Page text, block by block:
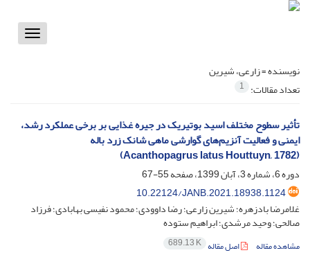
Toggle
نویسنده =زارعی، شیرین
تعداد مقالات: 1
تأثیر سطوح مختلف اسید بوتیریک در جیره غذایی بر برخی عملکرد رشد،
ایمنی و فعالیت آنزیم‌های گوارشی ماهی شانک زرد باله
(Acanthopagrus latus Houttuyn, 1782)
دوره 6، شماره 3، آبان 1399، صفحه
55-67
10.22124/JANB.2021.18938.1124
غلامرضا بادزهره؛ شیرین زارعی؛ رضا داوودی؛ محمود نفیسی بهابادی؛ فرزاد
صالحی؛ وحید مرشدی؛ ابراهیم ستوده
مشاهده مقاله اصل مقاله 689.13 K